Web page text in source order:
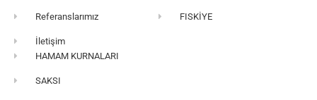
Referanslarımız
İletişim
FISKİYE
HAMAM KURNALARI
SAKSI